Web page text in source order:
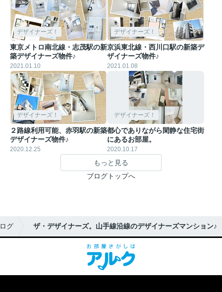
デザイナーズ！
東京メトロ南北線・志茂駅の新
築デザイナーズ物件♪
2021.01.10
デザイナーズ！
京浜東北線・西川口駅の新築デ
ザイナーズ物件♪
2021.01.08
デザイナーズ！
２路線利用可能、赤羽駅の新築
デザイナーズ物件♪
2020.12.25
デザイナーズ！
都心でありながら閑静な住宅街
にあるお部屋。
2020.10.17
もっと見る
ブログトップへ
グ ザ・デザイナーズ。山手線沿線のデザイナーズマンション♪